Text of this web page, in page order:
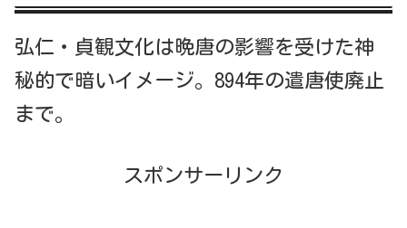
弘仁・貞観文化は晩唐の影響を受けた神
秘的で暗いイメージ。894年の遣唐使廃止
まで。
スポンサーリンク